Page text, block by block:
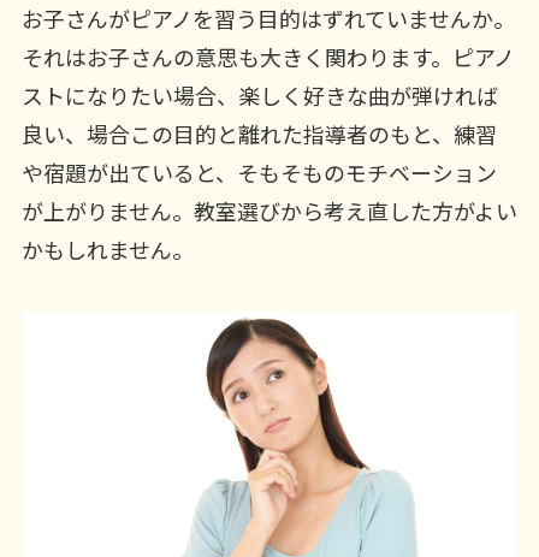
お子さんがピアノを習う目的はずれていませんか。
それはお子さんの意思も大きく関わります。ピアノ
ストになりたい場合、楽しく好きな曲が弾ければ
良い、場合この目的と離れた指導者のもと、練習
や宿題が出ていると、そもそものモチベーション
が上がりません。教室選びから考え直した方がよい
かもしれません。